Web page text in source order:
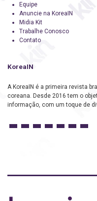
Equipe
Anuncie na KoreaIN
Midia Kit
Trabalhe Conosco
Contato
KoreaIN
A KoreaIN é a primeira revista
coreana. Desde 2016 tem o
informação, com um toque de